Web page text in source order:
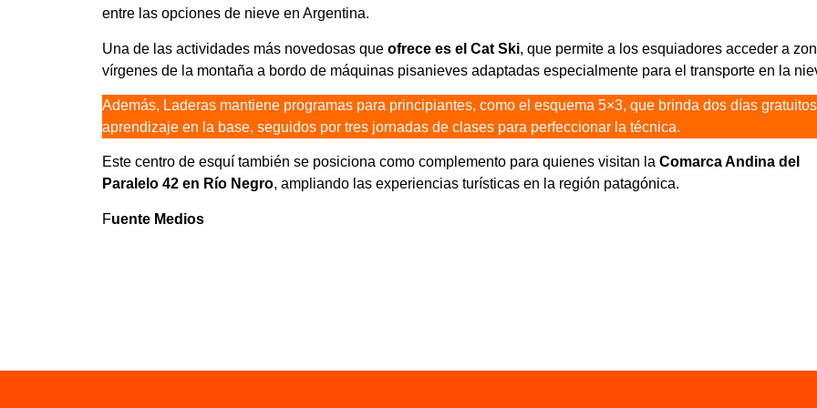
entre las opciones de nieve en Argentina.
Una de las actividades más novedosas que ofrece es el Cat Ski, que permite a los esquiadores acceder a
vírgenes de la montaña a bordo de máquinas pisanieves adaptadas especialmente para el transporte en la
Además, Laderas mantiene programas para principiantes, como el esquema 5×3, que brinda dos días
aprendizaje en la base, seguidos por tres jornadas de clases para perfeccionar la técnica.
Este centro de esquí también se posiciona como complemento para quienes visitan la Comarca Andina del
Paralelo 42 en Río Negro, ampliando las experiencias turísticas en la región patagónica.
Fuente Medios